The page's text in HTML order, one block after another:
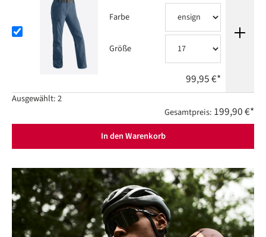
Farbe
Größe
99,95 €*
Ausgewählt:2
Gesamtpreis: 199,90 €*
In den Warenkorb